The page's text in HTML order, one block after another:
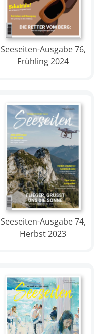
Seeseiten-Ausgabe 76,
Frühling 2024
Seeseiten-Ausgabe 74,
Herbst 2023